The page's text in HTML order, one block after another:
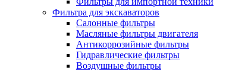
Фильтра для экскаваторов
Салонные фильтры
Масляные фильтры двигателя
Антикоррозийные фильтры
Гидравлические фильтры
Воздушные фильтры